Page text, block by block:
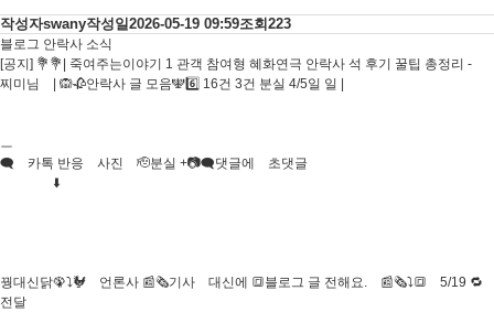
작성자swany작성일 2026-05-19 09:59조회 223
블로그 안락사 소식
[공지] 💐💐| 죽여주는이야기 1 관객 참여형 혜화연극 안락사 석 후기 꿀팁 총정리 -
찌미님 | 🙉🥀안락사 글 모음🕎6️⃣ 16건 3건 분실 4/5일 일 |
ㅡ
🗨 카톡 반응 사진 🫡분실 +📷🗨댓글에 초댓글
⬇️
꿩대신닭🦚⤵️🐓 언론사 📰🗞기사 대신에 🔳블로그 글 전해요. 📰🗞⤵️🔳 5/19 🔁
전달